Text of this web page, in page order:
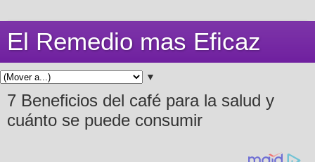
El Remedio mas Eficaz
▼
7 Beneficios del café para la salud y
cuánto se puede consumir